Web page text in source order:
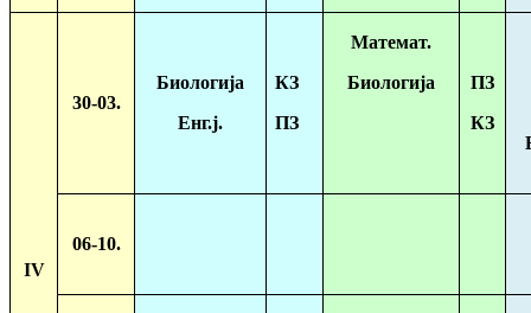
IV
30-03.
Биологија
Енг.ј.
КЗ
ПЗ
Математ.
Биологија
ПЗ
КЗ
06-10.